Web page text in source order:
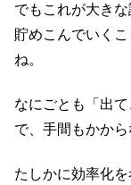
でもこれが大き
貯めこんでいく
ね。
なにごとも「出
で、手間もかから
たしかに効率化